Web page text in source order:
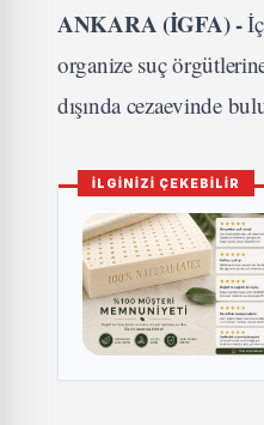
ANKARA (İGFA) -
organize suç
dışında cezaevinde
İLGİNİZİ ÇEKEBİLİR